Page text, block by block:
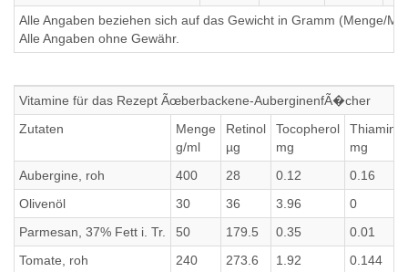
Alle Angaben beziehen sich auf das Gewicht in Gramm (Menge/
Alle Angaben ohne Gewähr.
Vitamine für das Rezept Ãœberbackene-AuberginenfÃ�cher
Zutaten
Menge
g/ml
Retinol
µg
Tocopherol
mg
Thiamin
mg
Aubergine, roh
400 28 0.12 0.16
Olivenöl
30 36 3.96 0
Parmesan, 37% Fett i. Tr.
50 179.5 0.35 0.01
Tomate, roh
240 273.6 1.92 0.144